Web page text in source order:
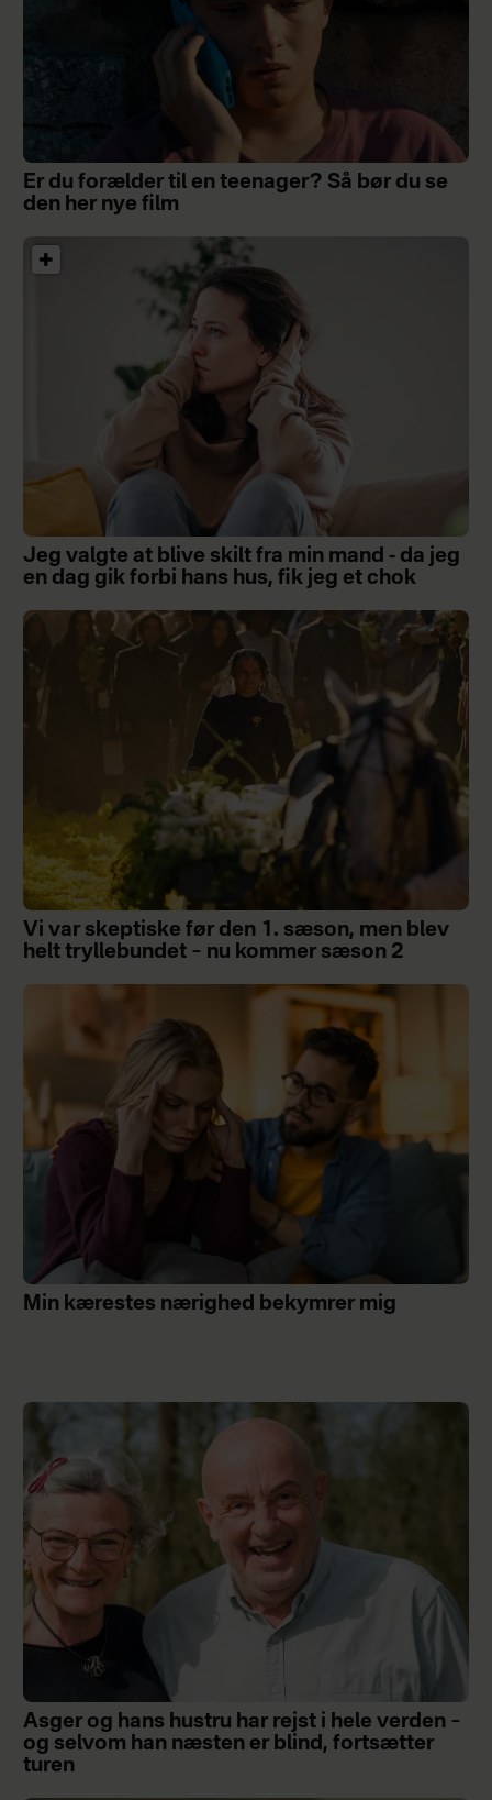
Er du forælder til en teenager? Så bør du se
den her nye film
Jeg valgte at blive skilt fra min mand - da jeg
en dag gik forbi hans hus, fik jeg et chok
Vi var skeptiske før den 1. sæson, men blev
helt tryllebundet – nu kommer sæson 2
Min kærestes nærighed bekymrer mig
Asger og hans hustru har rejst i hele verden –
og selvom han næsten er blind, fortsætter
turen